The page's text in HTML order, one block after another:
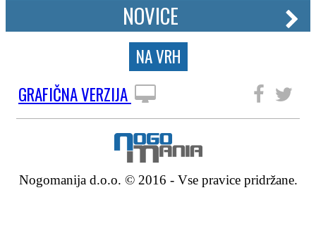
NOVICE
NA VRH
GRAFIČNA VERZIJA
Nogomanija d.o.o. © 2016 - Vse pravice pridržane.